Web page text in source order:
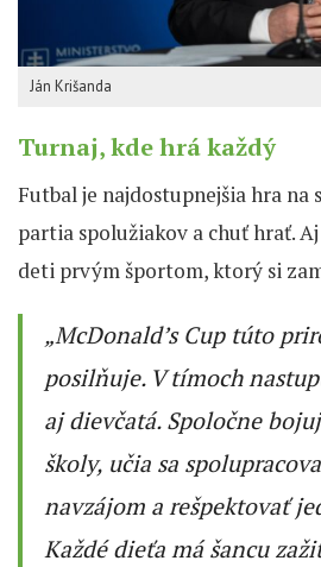
Ján Krišanda
Turnaj, kde hrá každý
Futbal je najdostupnejšia hra na
partia spolužiakov a chuť hrať.
deti prvým športom, ktorý si
„McDonald’s Cup túto
posilňuje. V tímoch
aj dievčatá. Spoločne
školy, učia sa
navzájom a rešpektovať
Každé dieťa má šancu